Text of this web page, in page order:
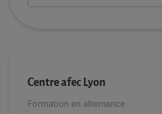
Centre afec Lyon
Formation en alternance